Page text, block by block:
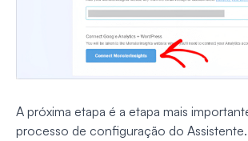
A próxima etapa é a etapa mais
processo de configuração do